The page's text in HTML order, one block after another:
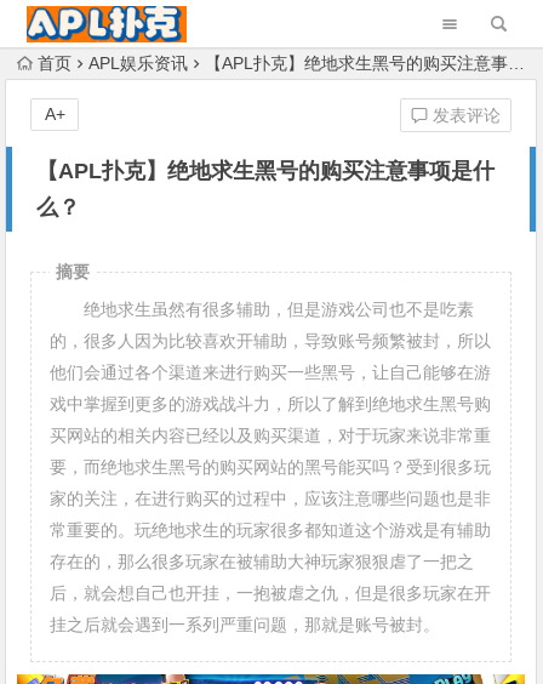
首页 APL娱乐资讯 【APL扑克】绝地求生黑号的购买注意事项是什么？
【APL扑克】绝地求生黑号的购买注意事项是什
么？
发表评论
A+
摘要
绝地求生虽然有很多辅助，但是游戏公司也不是吃素
的，很多人因为比较喜欢开辅助，导致账号频繁被封，所以
他们会通过各个渠道来进行购买一些黑号，让自己能够在游
戏中掌握到更多的游戏战斗力，所以了解到绝地求生黑号购
买网站的相关内容已经以及购买渠道，对于玩家来说非常重
要，而绝地求生黑号的购买网站的黑号能买吗？受到很多玩
家的关注，在进行购买的过程中，应该注意哪些问题也是非
常重要的。玩绝地求生的玩家很多都知道这个游戏是有辅助
存在的，那么很多玩家在被辅助大神玩家狠狠虐了一把之
后，就会想自己也开挂，一抱被虐之仇，但是很多玩家在开
挂之后就会遇到一系列严重问题，那就是账号被封。